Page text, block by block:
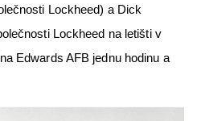
Lockheed) a Dick
Lockheed na letišti v
Edwards AFB jednu hodinu a